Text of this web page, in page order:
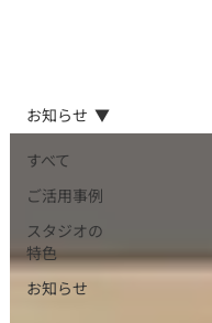
すべて
ご活用事例
スタジオの
特色
お知らせ
お知らせ